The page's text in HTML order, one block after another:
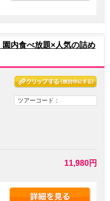
内食べ放題×人気の詰め
ツアーコード：
11,980円